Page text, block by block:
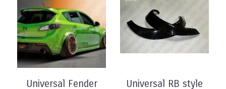
Universal Fender
Universal RB style